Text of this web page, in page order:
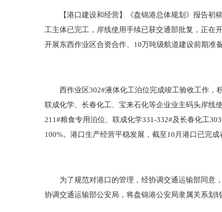
【港口建设和经营】《盘锦港总体规划》报告初稿
工主体已完工，岸线使用手续已获交通部批复，正在
开展东西作业区合资合作、10万吨级航道建设前期准
西作业区302#液体化工泊位完成竣工验收工作，
联成化学、长春化工、宝来石化等企业业主码头岸线
211#粮食专用泊位、联成化学331-332#及长春化工
100%。港口生产经营平稳发展，截至10月港口已完
为了规范对港口的管理，经协调交通运输部同意，
协调交通运输部公安局，将盘锦港公安局隶属关系划